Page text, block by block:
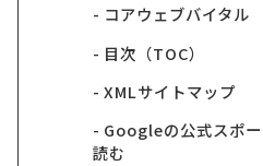
コアウェブバイタル
目次（TOC）
XMLサイトマップ
Googleの公式スポ
読む